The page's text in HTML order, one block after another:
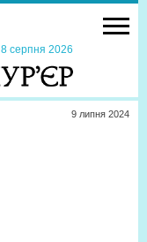
8 серпня 2026
9 липня 2024